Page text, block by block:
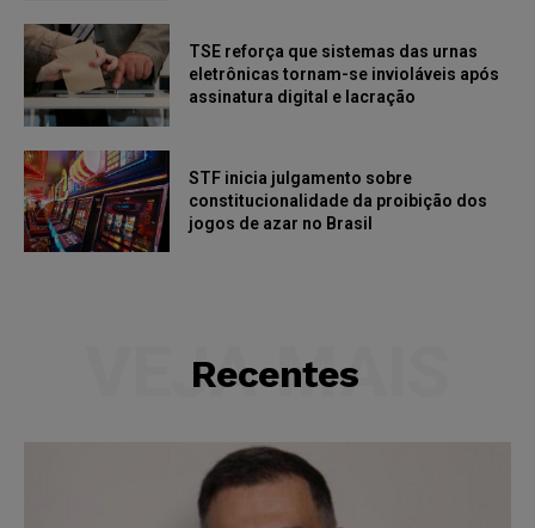
TSE reforça que sistemas das urnas
eletrônicas tornam-se invioláveis após
assinatura digital e lacração
STF inicia julgamento sobre
constitucionalidade da proibição dos
jogos de azar no Brasil
Recentes
VEJA MAIS